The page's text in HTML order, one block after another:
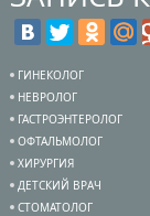
ГИНЕКОЛОГ
НЕВРОЛОГ
ГАСТРОЭНТЕРОЛОГ
ОФТАЛЬМОЛОГ
ХИРУРГИЯ
ДЕТСКИЙ ВРАЧ
СТОМАТОЛОГ